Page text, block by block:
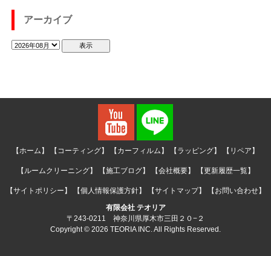
アーカイブ
【ホーム】 【コーティング】 【カーフィルム】 【ラッピング】 【リペア】
【ルームクリーニング】 【施工ブログ】 【会社概要】 【更新履歴一覧】
【サイトポリシー】 【個人情報保護方針】 【サイトマップ】
【お問い合わせ】
有限会社 テオリア
〒243-0211 神奈川県厚木市三田２０−２
Copyright © 2026 TEORIA INC. All Rights Reserved.